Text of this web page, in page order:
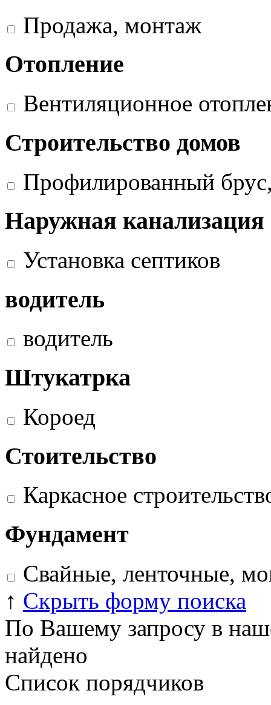
Продажа, монтаж
Отопление
Вентиляционное
Строительство домов
Профилированный
Наружная канализация
Установка септиков
водитель
водитель
Штукатрка
Короед
Стоительство
Каркасное
Фундамент
Свайные, ленточные,
↑ Скрыть форму поиска
По Вашему запросу в
найдено
Список порядчиков